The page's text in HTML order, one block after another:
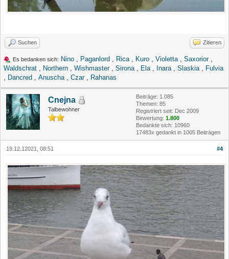
Suchen Zitieren
Es bedanken sich: Nino , Paganlord , Rica, Kuro , Violetta, Saxorior,
Waldschrat , Northern , Wishmaster, Sirona, Ela, Inara, Slaskia, Fulvia
, Dancred , Anuscha, Czar, Rahanas
Cnejna
Talbewohner
Beiträge: 1.085
Themen: 85
Registriert seit: Dec 2009
Bewertung: 1.800
Bedankte sich: 10960
17483x gedankt in 1005 Beiträgen
#4
19.12.12021, 08:51